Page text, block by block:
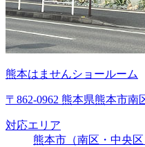
熊本はませんショールーム
〒862-0962 熊本県熊本市南
対応エリア
熊本市（南区・中央